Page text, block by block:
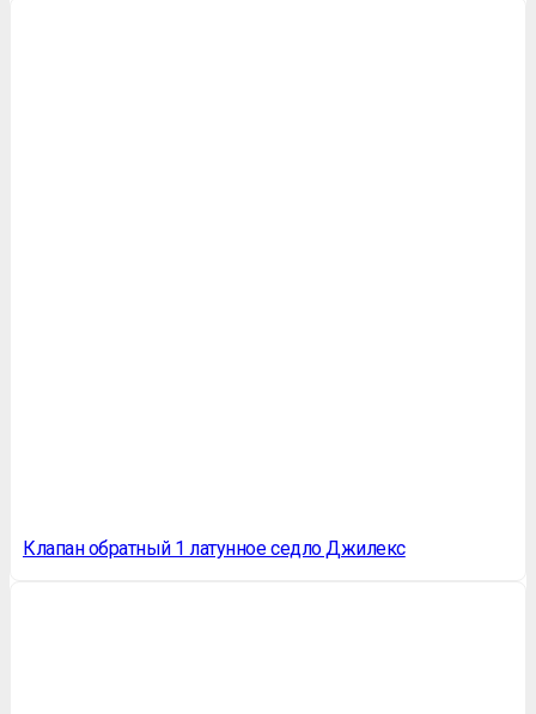
Клапан обратный 1 латунное седло Джилекс